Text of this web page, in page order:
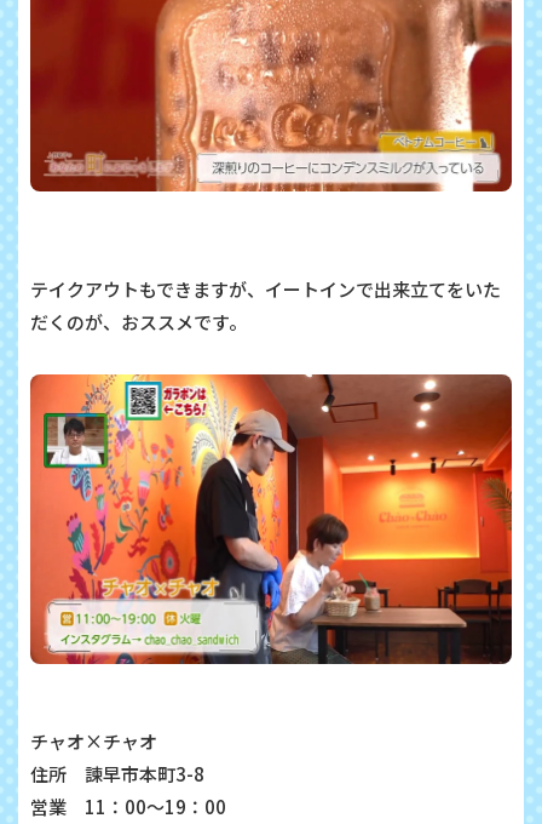
テイクアウトもできますが、イートインで出来立てをいた
だくのが、おススメです。
チャオ×チャオ
住所 諫早市本町3-8
営業 11：00～19：00